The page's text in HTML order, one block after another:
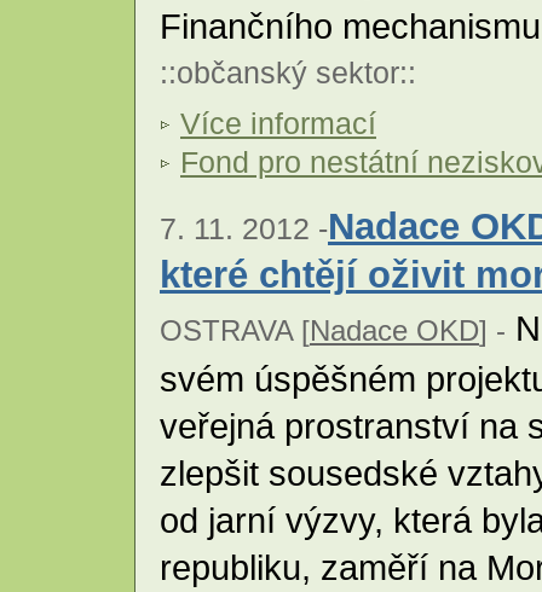
Finančního
::občanský sektor::
Více informací
Fond pro nestátní
7. 11. 2012 -Nadace
které chtějí oživit
OSTRAVA [Nadace OKD] -
svém úspěšném
veřejná prostranství na
zlepšit sousedské
od jarní výzvy, která
republiku, zaměří na